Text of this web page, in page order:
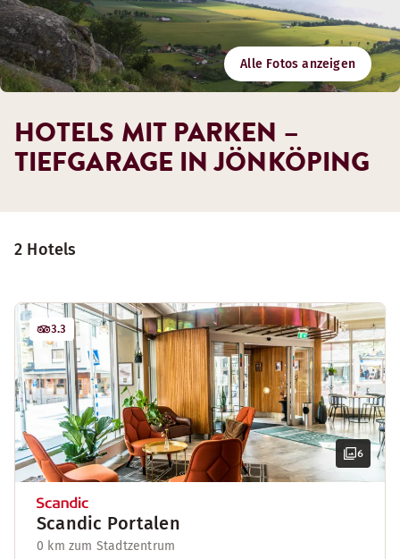
Alle Fotos anzeigen
2 Hotels
6
3.3
Scandic Portalen
0 km zum Stadtzentrum
HOTELS MIT PARKEN –
TIEFGARAGE IN JÖNKÖPING